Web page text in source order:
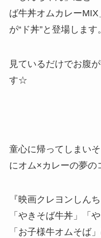
ば牛丼オムカレー
が“ド丼”と登場します。
見ているだけでお腹
す☆
童心に帰ってしまい
にオム×カレーの夢の
『映画クレヨンしん
「やきそば牛丼」「
「お子様牛オムそば